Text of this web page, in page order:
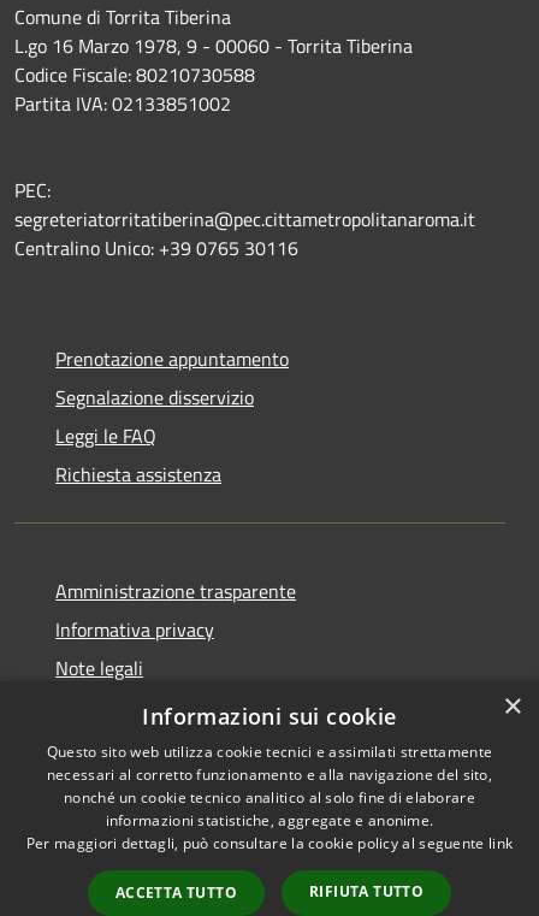
Comune di Torrita Tiberina
L.go 16 Marzo 1978, 9 - 00060 - Torrita Tiberina
Codice Fiscale: 80210730588
Partita IVA: 02133851002
PEC:
segreteriatorritatiberina@pec.cittametropolitanaroma.it
Centralino Unico: +39 0765 30116
Prenotazione appuntamento
Segnalazione disservizio
Leggi le FAQ
Richiesta assistenza
Amministrazione trasparente
Informativa privacy
Note legali
Dichiarazione di accessibilità
Accessibilità
Copyright © 2026 • Comune di
Torrita Tiberina • Powered by
Municipium•
Accesso
×
Informazioni sui cookie
Questo sito web utilizza cookie tecnici e assimilati strettamente
necessari al corretto funzionamento e alla navigazione del sito,
nonché un cookie tecnico analitico al solo fine di elaborare
informazioni statistiche, aggregate e anonime.
Per maggiori dettagli, può consultare la cookie policy al seguente link
ACCETTA TUTTO RIFIUTA TUTTO